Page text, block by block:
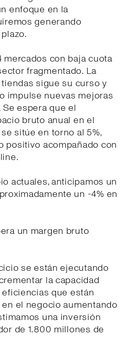
enfoque en la
generando
mercados con baja cuota
fragmentado. La
sigue su curso y
impulse nuevas mejoras
espera que el
bruto anual en el
sitúe en torno al 5%,
positivo acompañado con
actuales, anticipamos un
un -4% en
un margen bruto
se están ejecutando
la capacidad
que están
el negocio aumentando
una inversión
de 1.800 millones de